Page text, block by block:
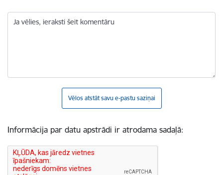
Ja vēlies, ieraksti šeit komentāru
Vēlos atstāt savu e-pastu saziņai
Informācija par datu apstrādi ir atrodama sadaļā: